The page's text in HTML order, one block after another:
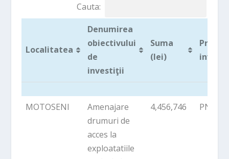
Cauta:
Localitatea
Denumirea
obiectivului
de
investiţii
Suma
(lei)
Localitatea
Denumirea
obiectivului
de
investiţii
Suma
(lei)
MOTOSENI
Amenajare
drumuri de
acces la
exploatatiile
4,456,746 PNDR